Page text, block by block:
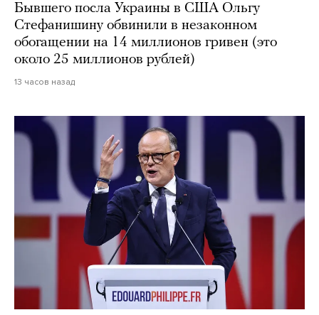
Бывшего посла Украины в США Ольгу
Стефанишину обвинили в незаконном
обогащении на 14 миллионов гривен (это
около 25 миллионов рублей)
13 часов назад